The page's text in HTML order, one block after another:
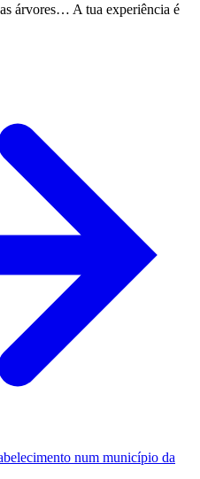
árvores… A tua experiência é
num município da